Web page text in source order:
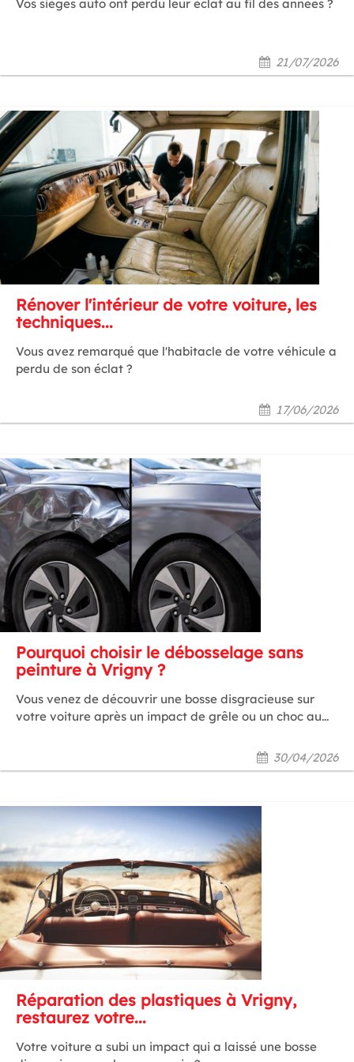
Vos sièges auto ont perdu leur éclat au fil des années ?
21/07/2026
Rénover l'intérieur de votre voiture, les
techniques...
Vous avez remarqué que l'habitacle de votre véhicule a
perdu de son éclat ?
17/06/2026
Pourquoi choisir le débosselage sans
peinture à Vrigny ?
Vous venez de découvrir une bosse disgracieuse sur
votre voiture après un impact de grêle ou un choc au...
30/04/2026
Réparation des plastiques à Vrigny,
restaurez votre...
Votre voiture a subi un impact qui a laissé une bosse